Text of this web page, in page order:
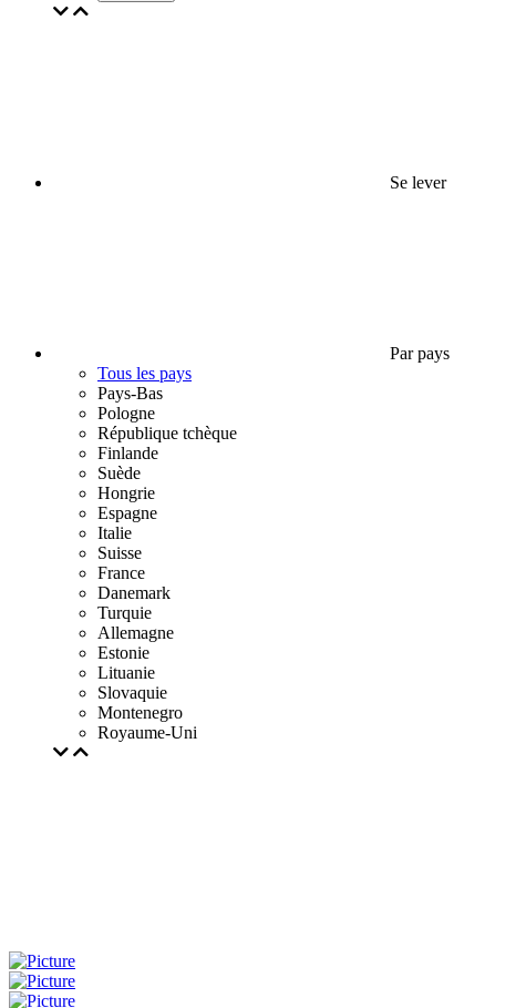
Se lever
Par pays
Tous les pays
Pays-Bas
Pologne
République tchèque
Finlande
Suède
Hongrie
Espagne
Italie
Suisse
France
Danemark
Turquie
Allemagne
Estonie
Lituanie
Slovaquie
Montenegro
Royaume-Uni